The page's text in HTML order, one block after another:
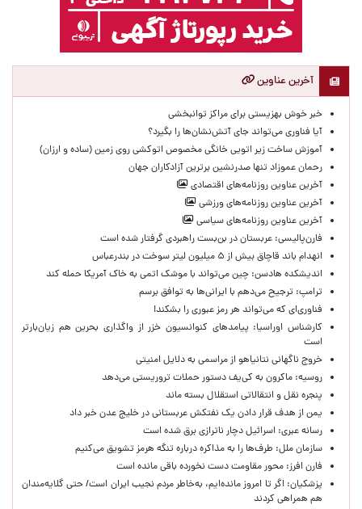
آخرین عناوین
خبر خوش بهزیستی برای مراکز توانبخشی
آیا فناوری می‌تواند جای آتش‌نشان‌ها را بگیرد؟
آموزش ساخت زیر اتویی خانگی مخصوص اتوکشی روی زمین (ساده و ارزان)
رحمان عموزاد تنها صدرنشین برترین آزادکاران جهان
آخرین عناوین روزنامه‌های اقتصادی
آخرین عناوین روزنامه‌های ورزشی
آخرین عناوین روزنامه‌های سیاسی
فارن‌پالیسی: عربستان در بن‌بست راهبردی گرفتار شده است
انهدام باند قاچاق بیش از ۵ میلیون لیتر سوخت در بندرعباس
اندیشکده هادسن: چین می‌تواند با موشک اتمی به خاک آمریکا حمله کند
ترامپ: ترجیح می‌دهم با ایرانی‌‌ها به توافق برسم
فناوری‌ای که می‌تواند هر رمز عبوری را بشکند!
کارشناس اوراسیا: پیامدهای کنوانسیون خزر از واگذاری بحرین هم زیان‌بارتر
است
خروج ناگهانی نتانیاهو از مراسمی به دلایل امنیتی
روسیه: ماکرون به کی‌یف دستور حملات تروریستی می‌دهد
پنجره‌ نقل و انتقالاتی استقلال بسته ماند
یمن از هدف قرار دادن یک نفتکش عربستانی در خلیج عدن خبر داد
رسانه عبری: اسرائیل دچار ناترازی برق شده است
سازمان ملل: طرف‌ها را به مذاکره درباره تنگه هرمز تشویق می‌کنیم
فارن افرز: محور مقاومت دست نخورده باقی مانده است
پزشکیان: اگر تا امروز مانده‌ایم، به‌خاطر مردم نجیب ایران است/ حتی گلایه‌مندان
هم همراهی کردند